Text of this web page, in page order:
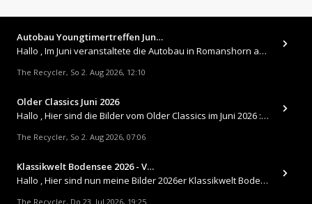
Autobau Youngtimertreffen Jun…
Hallo , Im Juni veranstaltete die Autobau in Romanshorn auf ihrem Gelände ein kleines Youngtimertreffen : https://up.
The Recycler, So 2. Aug 2026, 12:10
Older Classics Juni 2026
​Hallo , Hier sind die Bilder vom Older Classics im Juni 2026 : https://up.picr.de/51155940wd.jpg https://up.pic
The Recycler, So 2. Aug 2026, 07:06
Klassikwelt Bodensee 2026 - V…
Hallo , Hier sind nun meine Bilder 2026er Klassikwelt Bodensee 😀 https://up.picr.de/51125547rb.jpg https://up.pi
The Recycler, Do 23. Jul 2026, 19:25